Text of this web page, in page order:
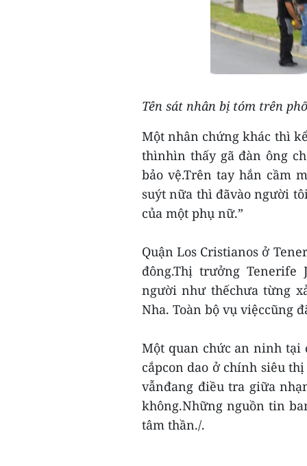
Tên sát nhân bị tóm trên
Một nhân chứng khác thì
thìnhìn thấy gã đàn ông
bảo vệ.Trên tay hắn cầm
suýt nữa thì đãvào người
của một phụ nữ.”
Quận Los Cristianos ở
đông.Thị trưởng Tenerife
người như thếchưa từng
Nha. Toàn bộ vụ việccũng
Một quan chức an ninh tại
cắpcon dao ở chính siêu
vẫnđang điều tra giữa
không.Những nguồn tin
tâm thần./.